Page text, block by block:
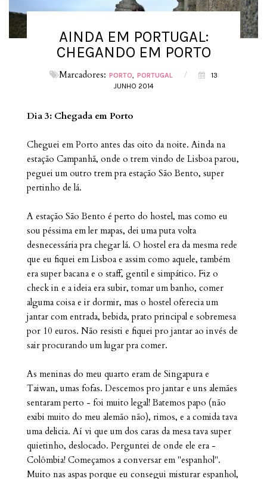
AINDA EM PORTUGAL:
CHEGANDO EM PORTO
Marcadores: PORTO PORTUGAL /
13
JUNHO 2014
Dia 3: Chegada em Porto
Cheguei em Porto antes das oito da noite. Ainda na
estação Campanhã, onde o trem vindo de Lisboa parou,
peguei um outro trem pra estação São Bento, super
pertinho de lá.
A estação São Bento é perto do hostel, mas como eu
sou péssima em ler mapas, dei uma puta volta
desnecessária pra chegar lá. O hostel era da mesma rede
que eu fiquei em Lisboa e assim como aquele, também
era super bacana e o staff, gentil e simpático. Fiz o
check in e a ideia era subir, tomar um banho, comer
alguma coisa e ir dormir, mas o hostel oferecia um
jantar com entrada, bebida, prato principal e sobremesa
por 10 euros. Não resisti e fiquei pro jantar ao invés de
sair procurando um lugar pra comer.
As meninas do meu quarto eram de Singapura e
Taiwan, umas fofas. Descemos pro jantar e uns alemães
sentaram perto - foi muito legal! Batemos papo (não
exibi muito do meu alemão não), rimos, e a comida tava
uma delicia. Aí vi que um dos caras da mesa tava super
quietinho, deslocado. Perguntei de onde ele era -
Colômbia! Começamos a conversar em "espanhol".
Muito nas aspas porque eu consegui misturar espanhol,